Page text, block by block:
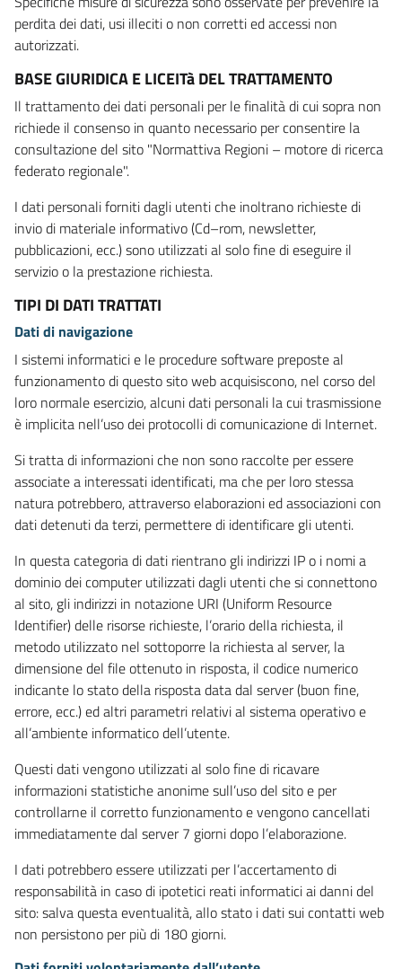
perdita dei dati, usi illeciti o non corretti ed accessi non
autorizzati.
BASE GIURIDICA E LICEITà DEL TRATTAMENTO
Il trattamento dei dati personali per le finalità di cui sopra non
richiede il consenso in quanto necessario per consentire la
consultazione del sito "Normattiva Regioni – motore di ricerca
federato regionale".
I dati personali forniti dagli utenti che inoltrano richieste di
invio di materiale informativo (Cd–rom, newsletter,
pubblicazioni, ecc.) sono utilizzati al solo fine di eseguire il
servizio o la prestazione richiesta.
TIPI DI DATI TRATTATI
Dati di navigazione
I sistemi informatici e le procedure software preposte al
funzionamento di questo sito web acquisiscono, nel corso del
loro normale esercizio, alcuni dati personali la cui trasmissione
è implicita nell’uso dei protocolli di comunicazione di Internet.
Si tratta di informazioni che non sono raccolte per essere
associate a interessati identificati, ma che per loro stessa
natura potrebbero, attraverso elaborazioni ed associazioni con
dati detenuti da terzi, permettere di identificare gli utenti.
In questa categoria di dati rientrano gli indirizzi IP o i nomi a
dominio dei computer utilizzati dagli utenti che si connettono
al sito, gli indirizzi in notazione URI (Uniform Resource
Identifier) delle risorse richieste, l’orario della richiesta, il
metodo utilizzato nel sottoporre la richiesta al server, la
dimensione del file ottenuto in risposta, il codice numerico
indicante lo stato della risposta data dal server (buon fine,
errore, ecc.) ed altri parametri relativi al sistema operativo e
all’ambiente informatico dell’utente.
Questi dati vengono utilizzati al solo fine di ricavare
informazioni statistiche anonime sull’uso del sito e per
controllarne il corretto funzionamento e vengono cancellati
immediatamente dal server 7 giorni dopo l’elaborazione.
I dati potrebbero essere utilizzati per l’accertamento di
responsabilità in caso di ipotetici reati informatici ai danni del
sito: salva questa eventualità, allo stato i dati sui contatti web
non persistono per più di 180 giorni.